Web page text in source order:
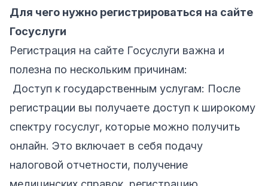
Для чего нужно регистрироваться на сайте
Госуслуги
Регистрация на сайте Госуслуги важна и
полезна по нескольким причинам:
Доступ к государственным услугам: После
регистрации вы получаете доступ к широкому
спектру госуслуг, которые можно получить
онлайн. Это включает в себя подачу
налоговой отчетности, получение